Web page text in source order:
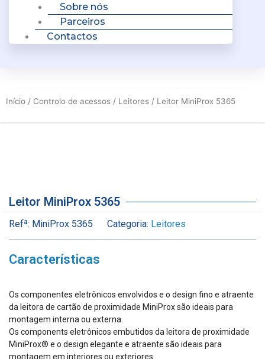
Sobre nós
Parceiros
Contactos
Início / Controlo de acessos / Leitores / Leitor MiniProx 5365
Leitor MiniProx 5365
Refª: MiniProx 5365 Categoria: Leitores
Características
Os componentes eletrônicos envolvidos e o design fino e atraente
da leitora de cartão de proximidade MiniProx são ideais para
montagem interna ou externa.
Os components eletrônicos embutidos da leitora de proximidade
MiniProx® e o design elegante e atraente são ideais para
montagem em interiores ou exteriores